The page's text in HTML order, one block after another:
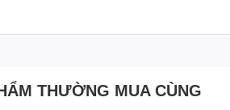
nghệ Line-
không cần chuyển sang pin liên tục. Điều
THƯỜNG MUA CÙNG